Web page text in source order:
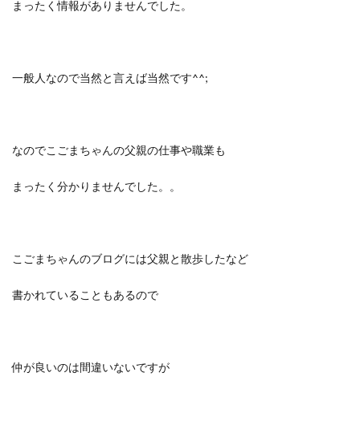
まったく情報がありませんでした。
一般人なので当然と言えば当然です^^;
なのでこごまちゃんの父親の仕事や職業も
まったく分かりませんでした。。
こごまちゃんのブログには父親と散歩したなど
書かれていることもあるので
仲が良いのは間違いないですが